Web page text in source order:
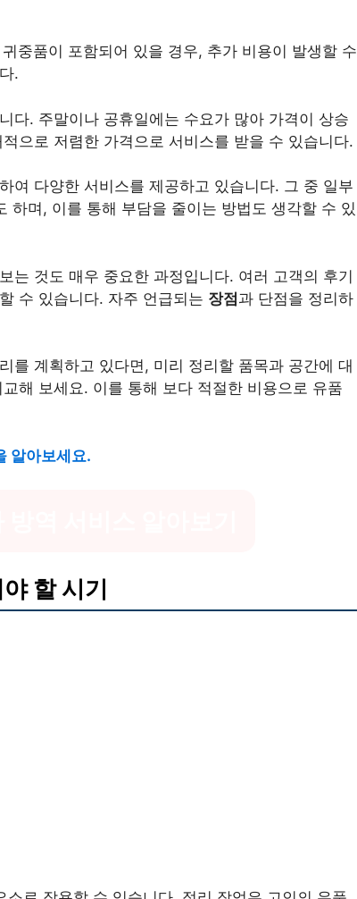
중품이 포함되어 있을 경우, 추가 비용이 발생할 수
.
다. 주말이나 공휴일에는 수요가 많아 가격이 상승
으로 저렴한 가격으로 서비스를 받을 수 있습니다.
여 다양한 서비스를 제공하고 있습니다. 그 중 일부
하며, 이를 통해 부담을 줄이는 방법도 생각할 수 있
는 것도 매우 중요한 과정입니다. 여러 고객의 후기
수 있습니다. 자주 언급되는 장점과 단점을 정리하
를 계획하고 있다면, 미리 정리할 품목과 공간에 대
해 보세요. 이를 통해 보다 적절한 비용으로 유품
알아보세요.
할 시기